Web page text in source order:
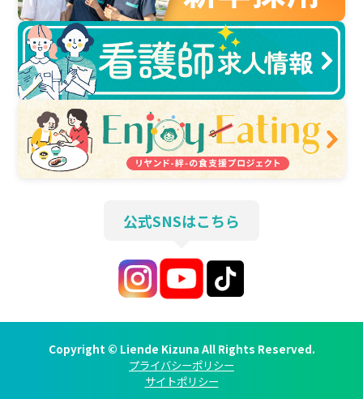
公式SNSはこちら
Copyright © Liende Kizuna All Rights Reserved.
プライバシーポリシー
サイトポリシー